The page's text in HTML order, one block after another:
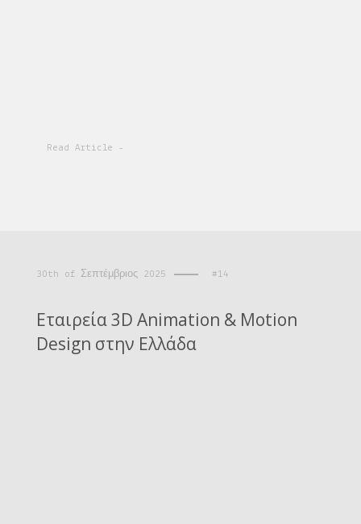
Read Article -
30th of Σεπτέμβριος 2025 #14
Εταιρεία 3D Animation & Motion
Design στην Ελλάδα